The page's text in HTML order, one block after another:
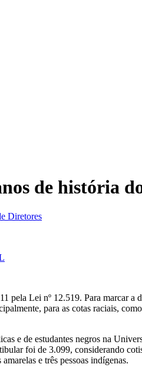
de história
Diretores
pela Lei nº 12.519. Para marcar a
para as cotas raciais,
e de estudantes negros na
foi de 3.099, considerando
e três pessoas indígenas.